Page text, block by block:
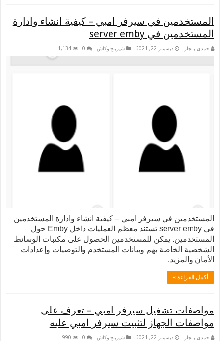
المستخدمين في سيرفر امبي – كيفية انشاء وادارة
المستخدمين في server emby
حمدي بانجار ديسمبر 22, 2021 شيرينج وكاش 0
1,134
المستخدمين في سيرفر امبي – كيفية انشاء وادارة المستخدمين
في server emby تستند معظم العمليات داخل Emby حول
المستخدمين. يمكن للمستخدمين الحصول على مكتبات الوسائط
الشخصية الخاصة بهم وبيانات المستخدم والتوصيات وإعدادات
الأمان والمزيد.
أكمل القراءة »
مواصفات تشغيل سيرفر امبي – تعرف على
مواصفات الجهاز لتثبيت سيرفر امبي عليه
حمدي بانجار ديسمبر 22, 2021 شيرينج وكاش 0
990